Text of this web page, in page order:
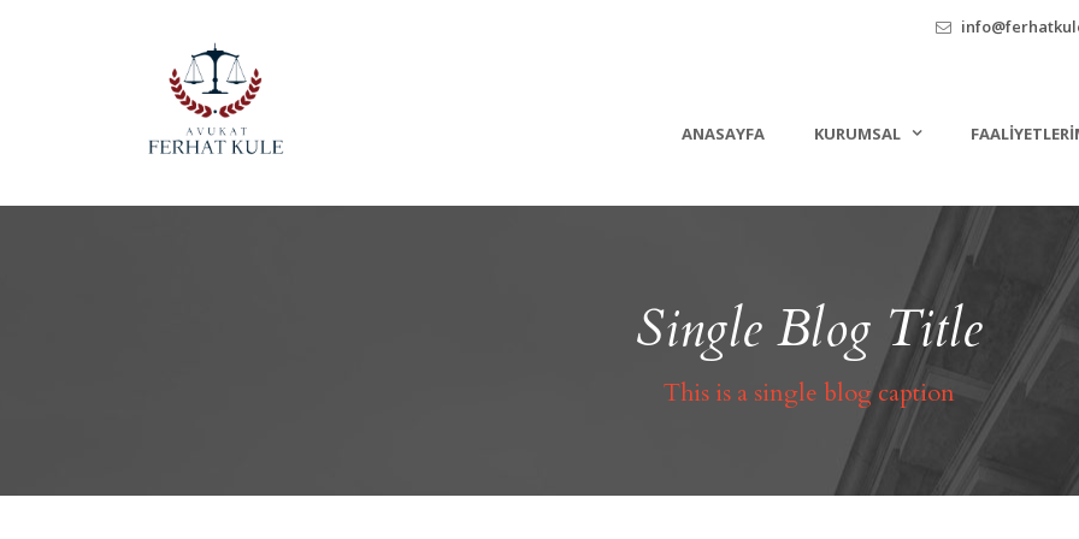
ANASAYFA KURUMSAL
Single Blog Title
This is a single blog caption